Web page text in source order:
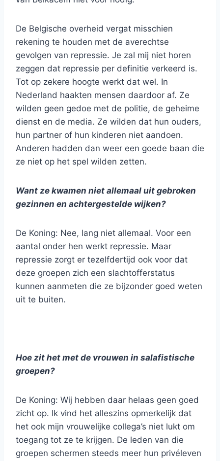
De Belgische overheid vergat misschien
rekening te houden met de averechtse
gevolgen van repressie. Je zal mij niet horen
zeggen dat repressie per definitie verkeerd is.
Tot op zekere hoogte werkt dat wel. In
Nederland haakten mensen daardoor af. Ze
wilden geen gedoe met de politie, de geheime
dienst en de media. Ze wilden dat hun ouders,
hun partner of hun kinderen niet aandoen.
Anderen hadden dan weer een goede baan die
ze niet op het spel wilden zetten.
Want ze kwamen niet allemaal uit gebroken
gezinnen en achtergestelde wijken?
De Koning: Nee, lang niet allemaal. Voor een
aantal onder hen werkt repressie. Maar
repressie zorgt er tezelfdertijd ook voor dat
deze groepen zich een slachtofferstatus
kunnen aanmeten die ze bijzonder goed weten
uit te buiten.
Hoe zit het met de vrouwen in salafistische
groepen?
De Koning: Wij hebben daar helaas geen goed
zicht op. Ik vind het alleszins opmerkelijk dat
het ook mijn vrouwelijke collega’s niet lukt om
toegang tot ze te krijgen. De leden van die
groepen schermen steeds meer hun privéleven